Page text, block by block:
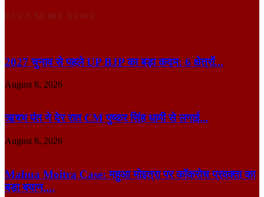
2027 चुनाव से पहले UP BJP का बड़ा कदम: 6 क्षेत्रों...
August 8, 2026
ऋषभ पंत ने देर रात CM पुष्कर सिंह धामी से लगाई...
August 8, 2026
Mahua Moitra Case: महुआ मोइत्रा पर कॉकरोच प्रवक्ता का
बड़ा बयान,...